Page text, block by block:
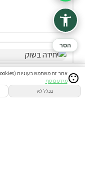
אתר זה משתמש בעוגיות (Cookies) כדי לשפר את חוויית הגלישה שלכם ולהציע תוכן מותאם אישי.
מידע נוסף
בכלל לא
הסר